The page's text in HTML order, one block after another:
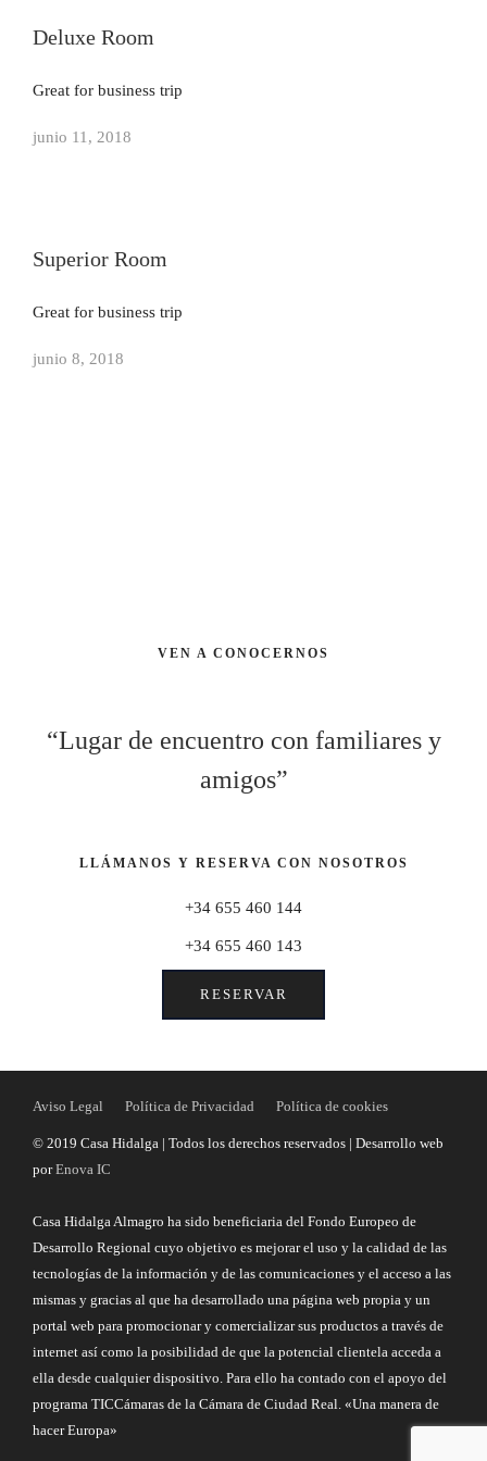
Deluxe Room
Great for business trip
junio 11, 2018
Superior Room
Great for business trip
junio 8, 2018
VEN A CONOCERNOS
“Lugar de encuentro con familiares y
amigos”
LLÁMANOS Y RESERVA CON NOSOTROS
+34 655 460 144
+34 655 460 143
RESERVAR
Aviso Legal Política de Privacidad Política de cookies
© 2019 Casa Hidalga | Todos los derechos reservados | Desarrollo web
porEnova IC
Casa Hidalga Almagro ha sido beneficiaria del Fondo Europeo de
Desarrollo Regional cuyo objetivo es mejorar el uso y la calidad de las
tecnologías de la información y de las comunicaciones y el acceso a las
mismas y gracias al que ha desarrollado una página web propia y un
portal web para promocionar y comercializar sus productos a través de
internet así como la posibilidad de que la potencial clientela acceda a
ella desde cualquier dispositivo. Para ello ha contado con el apoyo del
programa TICCámaras de la Cámara de Ciudad Real. «Una manera de
hacer Europa»